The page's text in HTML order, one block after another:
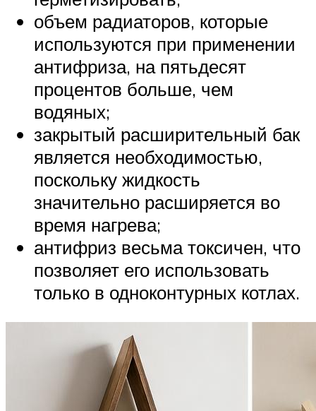
объем радиаторов, которые
используются при применении
антифриза, на пятьдесят
процентов больше, чем
водяных;
закрытый расширительный бак
является необходимостью,
поскольку жидкость
значительно расширяется во
время нагрева;
антифриз весьма токсичен, что
позволяет его использовать
только в одноконтурных котлах.